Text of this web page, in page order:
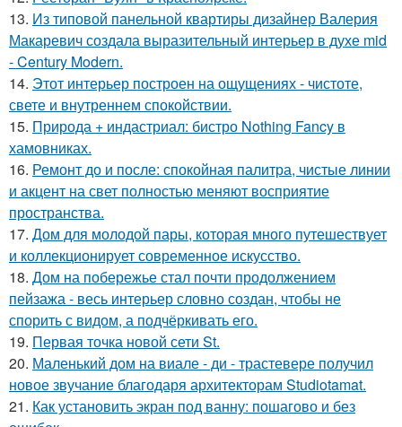
13. Из типовой панельной квартиры дизайнер Валерия
Макаревич создала выразительный интерьер в духе mid
- Century Modern.
14. Этот интерьер построен на ощущениях - чистоте,
свете и внутреннем спокойствии.
15. Природа + индастриал: бистро Nothing Fancy в
хамовниках.
16. Ремонт до и после: спокойная палитра, чистые линии
и акцент на свет полностью меняют восприятие
пространства.
17. Дом для молодой пары, которая много путешествует
и коллекционирует современное искусство.
18. Дом на побережье стал почти продолжением
пейзажа - весь интерьер словно создан, чтобы не
спорить с видом, а подчёркивать его.
19. Первая точка новой сети St.
20. Маленький дом на виале - ди - трастевере получил
новое звучание благодаря архитекторам Studiotamat.
21. Как установить экран под ванну: пошагово и без